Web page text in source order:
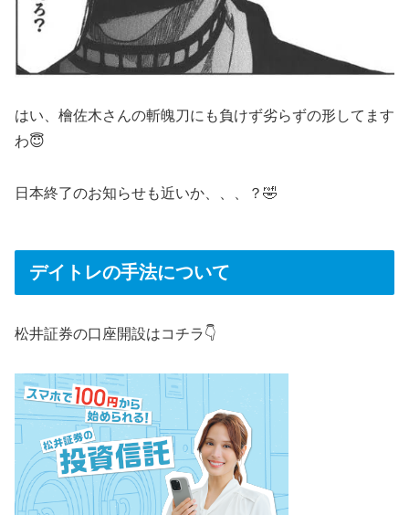
はい、檜佐木さんの斬魄刀にも負けず劣らずの形してます
わ😇
日本終了のお知らせも近いか、、、？🤣
デイトレの手法について
松井証券の口座開設はコチラ👇